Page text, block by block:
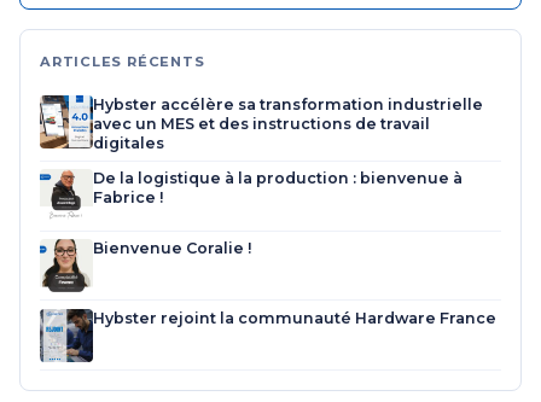
ARTICLES RÉCENTS
Hybster accélère sa transformation industrielle
avec un MES et des instructions de travail
digitales
De la logistique à la production : bienvenue à
Fabrice !
Bienvenue Coralie !
Hybster rejoint la communauté Hardware France